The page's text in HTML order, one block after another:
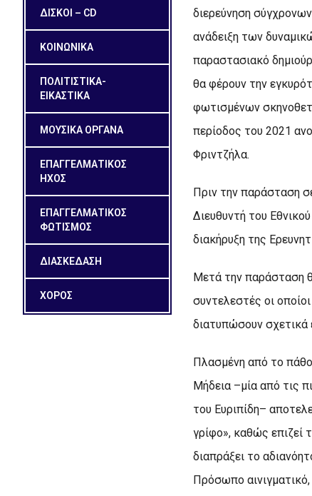
ΔΙΣΚΟΙ – CD
ΚΟΙΝΩΝΙΚΑ
ΠΟΛΙΤΙΣΤΙΚΑ-
ΕΙΚΑΣΤΙΚΑ
ΜΟΥΣΙΚΑ ΟΡΓΑΝΑ
ΕΠΑΓΓΕΛΜΑΤΙΚΟΣ
ΗΧΟΣ
ΕΠΑΓΓΕΛΜΑΤΙΚΟΣ
ΦΩΤΙΣΜΟΣ
ΔΙΑΣΚΕΔΑΣΗ
ΧΟΡΟΣ
διερεύνηση
ανάδειξη των
παραστασιακό
θα φέρουν την
φωτισμένων
περίοδος του 2021
Φριντζήλα.
Πριν την παράσταση
Διευθυντή του
διακήρυξη της
Μετά την παράσταση
συντελεστές οι
διατυπώσουν
Πλασμένη από το
Μήδεια –μία από τις
του Ευριπίδη–
γρίφο», καθώς επιζεί
διαπράξει το
Πρόσωπο